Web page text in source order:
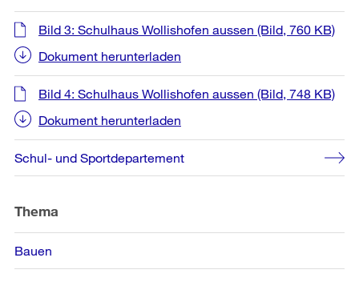
Bild 3: Schulhaus Wollishofen aussen (Bild, 760 KB)
Dokument herunterladen
Bild 4: Schulhaus Wollishofen aussen (Bild, 748 KB)
Dokument herunterladen
Schul- und Sportdepartement
Thema
Bauen